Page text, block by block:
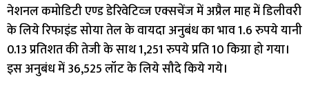
नेशनल कमोडिटी एण्ड डेरिवेटिव्ज एक्सचेंज में अप्रैल माह में डिलीवरी
के लिये रिफाइंड सोया तेल के वायदा अनुबंध का भाव 1.6 रुपये यानी
0.13 प्रतिशत की तेजी के साथ 1,251 रुपये प्रति 10 किग्रा हो गया।
इस अनुबंध में 36,525 लॉट के लिये सौदे किये गये।